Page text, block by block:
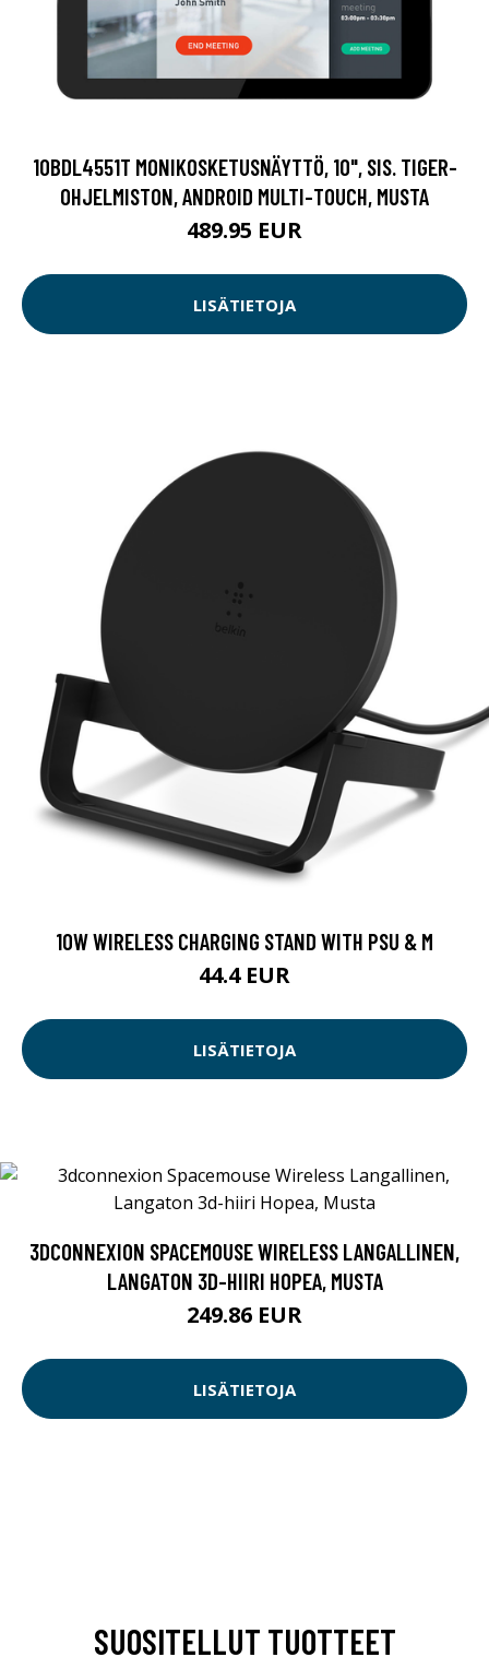
10BDL4551T MONIKOSKETUSNÄYTTÖ, 10", SIS. TIGER-
OHJELMISTON, ANDROID MULTI-TOUCH, MUSTA
489.95 EUR
LISÄTIETOJA
10W WIRELESS CHARGING STAND WITH PSU & M
44.4 EUR
LISÄTIETOJA
3DCONNEXION SPACEMOUSE WIRELESS LANGALLINEN,
LANGATON 3D-HIIRI HOPEA, MUSTA
249.86 EUR
LISÄTIETOJA
SUOSITELLUT TUOTTEET